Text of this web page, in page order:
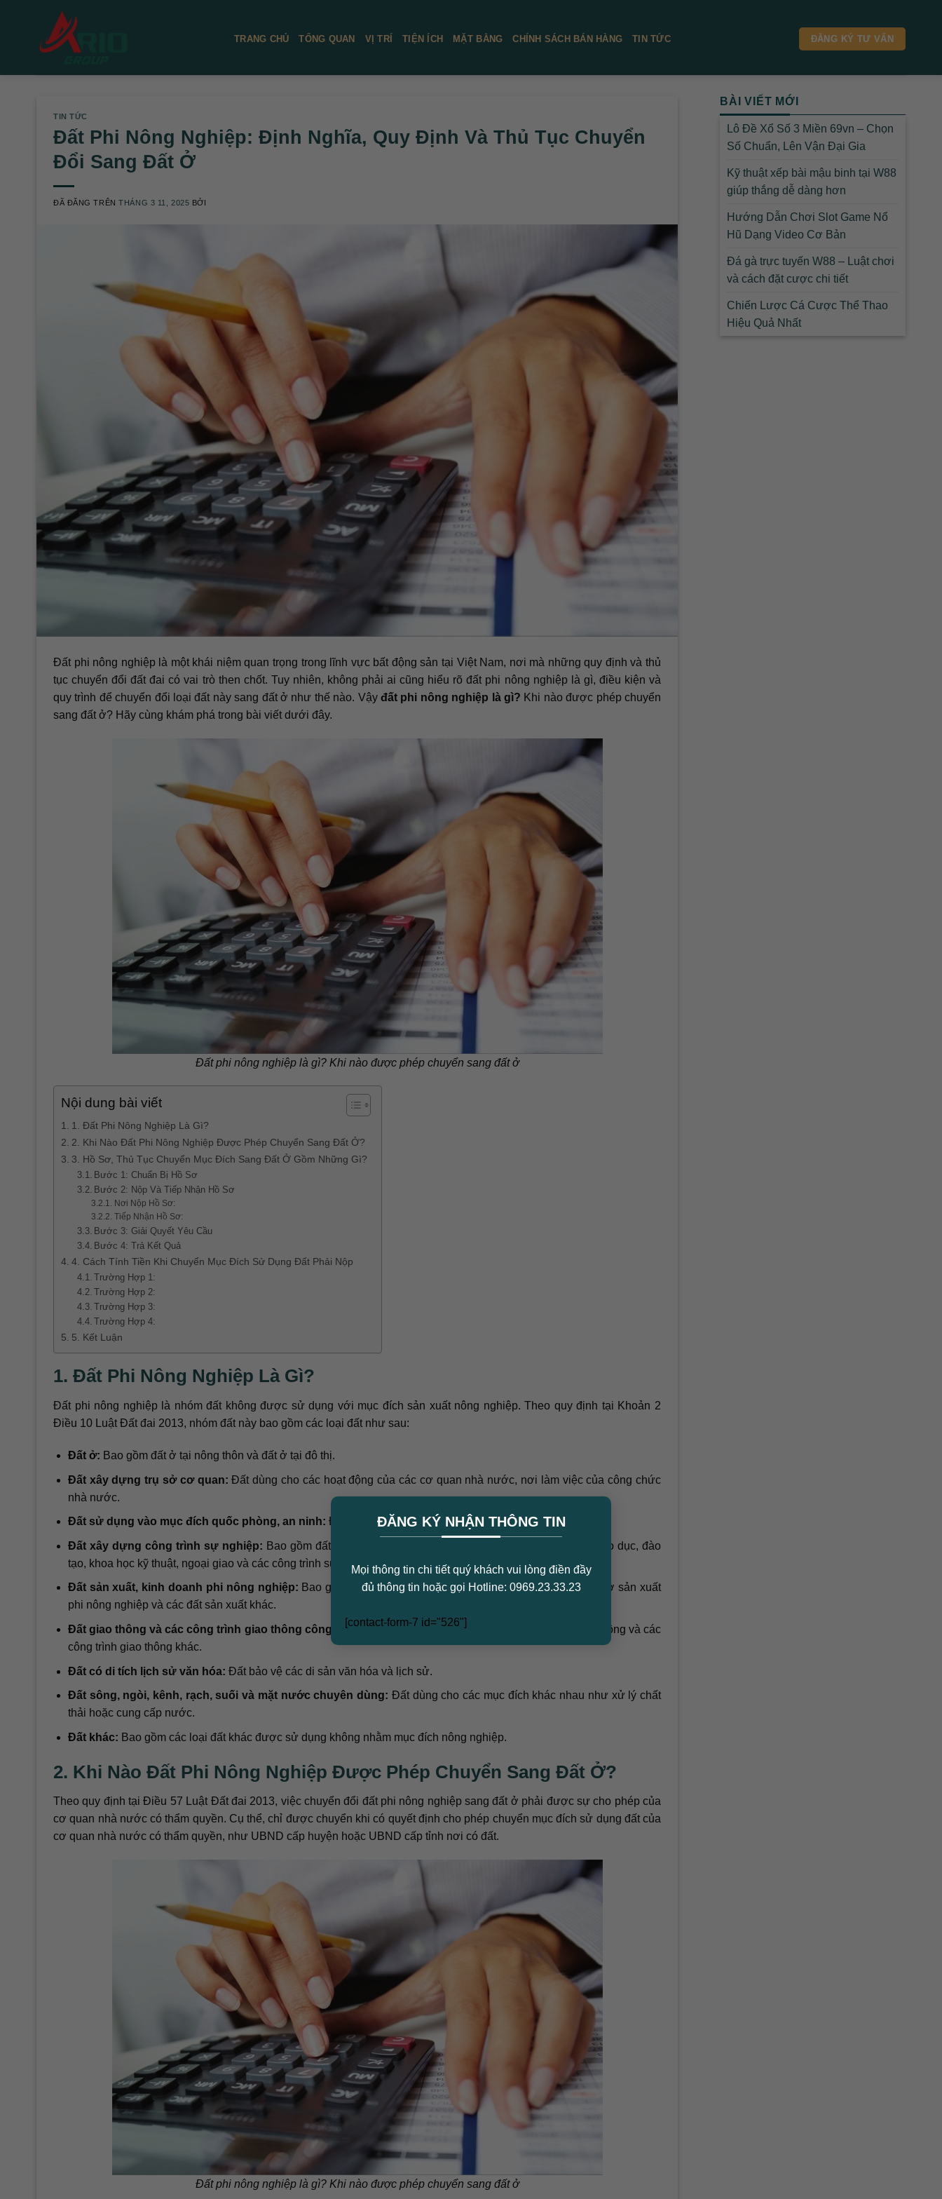
ĐĂNG KÝ NHẬN THÔNG TIN
Mọi thông tin chi tiết quý khách vui lòng điền đầy
đủ thông tin hoặc gọi Hotline: 0969.23.33.23
[contact-form-7 id="526"]
TRANG CHỦ TỔNG QUAN VỊ TRÍ TIỆN ÍCH MẶT BẰNG CHÍNH SÁCH BÁN HÀNG TIN TỨC ĐĂNG KÝ TƯ VẤN
TIN TỨC
Đất Phi Nông Nghiệp: Định Nghĩa, Quy Định Và Thủ Tục Chuyển
Đổi Sang Đất Ở
ĐÃ ĐĂNG TRÊNTHÁNG 3 11, 2025 BỞI
Đất phi nông nghiệp là một khái niệm quan trọng trong lĩnh vực bất động sản tại Việt Nam, nơi mà những quy định và thủ
tục chuyển đổi đất đai có vai trò then chốt. Tuy nhiên, không phải ai cũng hiểu rõ đất phi nông nghiệp là gì, điều kiện và
quy trình để chuyển đổi loại đất này sang đất ở như thế nào. Vậy đất phi nông nghiệp là gì? Khi nào được phép chuyển
sang đất ở? Hãy cùng khám phá trong bài viết dưới đây.
Đất phi nông nghiệp là gì? Khi nào được phép chuyển sang đất ở
Nội dung bài viết
1. Đất Phi Nông Nghiệp Là Gì?
2. Khi Nào Đất Phi Nông Nghiệp Được Phép Chuyển Sang Đất Ở?
3. Hồ Sơ, Thủ Tục Chuyển Mục Đích Sang Đất Ở Gồm Những Gì?
Bước 1: Chuẩn Bị Hồ Sơ
Bước 2: Nộp Và Tiếp Nhận Hồ Sơ
Nơi Nộp Hồ Sơ:
Tiếp Nhận Hồ Sơ:
Bước 3: Giải Quyết Yêu Cầu
Bước 4: Trả Kết Quả
4. Cách Tính Tiền Khi Chuyển Mục Đích Sử Dụng Đất Phải Nộp
Trường Hợp 1:
Trường Hợp 2:
Trường Hợp 3:
Trường Hợp 4:
5. Kết Luận
1. Đất Phi Nông Nghiệp Là Gì?
Đất phi nông nghiệp là nhóm đất không được sử dụng với mục đích sản xuất nông nghiệp. Theo quy định tại Khoản 2
Điều 10 Luật Đất đai 2013, nhóm đất này bao gồm các loại đất như sau:
Đất ở: Bao gồm đất ở tại nông thôn và đất ở tại đô thị.
Đất xây dựng trụ sở cơ quan: Đất dùng cho các hoạt động của các cơ quan nhà nước, nơi làm việc của công chức
nhà nước.
Đất sử dụng vào mục đích quốc phòng, an ninh: Đất bảo vệ an ninh trật tự quốc gia.
Đất xây dựng công trình sự nghiệp: Bao gồm đất dùng cho các công trình như văn hóa, xã hội, y tế, giáo dục, đào
tạo, khoa học kỹ thuật, ngoại giao và các công trình sự nghiệp khác.
Đất sản xuất, kinh doanh phi nông nghiệp: Bao gồm các khu công nghiệp, dịch vụ thương mại, đất cơ sở sản xuất
phi nông nghiệp và các đất sản xuất khác.
Đất giao thông và các công trình giao thông công cộng:Bao gồm đường bộ, đường sắt, đường hàng không và các
công trình giao thông khác.
Đất có di tích lịch sử văn hóa: Đất bảo vệ các di sản văn hóa và lịch sử.
Đất sông, ngòi, kênh, rạch, suối và mặt nước chuyên dùng: Đất dùng cho các mục đích khác nhau như xử lý chất
thải hoặc cung cấp nước.
Đất khác: Bao gồm các loại đất khác được sử dụng không nhằm mục đích nông nghiệp.
2. Khi Nào Đất Phi Nông Nghiệp Được Phép Chuyển Sang Đất Ở?
Theo quy định tại Điều 57 Luật Đất đai 2013, việc chuyển đổi đất phi nông nghiệp sang đất ở phải được sự cho phép của
cơ quan nhà nước có thẩm quyền. Cụ thể, chỉ được chuyển khi có quyết định cho phép chuyển mục đích sử dụng đất của
cơ quan nhà nước có thẩm quyền, như UBND cấp huyện hoặc UBND cấp tỉnh nơi có đất.
Đất phi nông nghiệp là gì? Khi nào được phép chuyển sang đất ở
BÀI VIẾT MỚI
Lô Đề Xổ Số 3 Miền 69vn – Chọn
Số Chuẩn, Lên Vận Đại Gia
Kỹ thuật xếp bài mậu binh tại W88
giúp thắng dễ dàng hơn
Hướng Dẫn Chơi Slot Game Nổ
Hũ Dạng Video Cơ Bản
Đá gà trực tuyến W88 – Luật chơi
và cách đặt cược chi tiết
Chiến Lược Cá Cược Thể Thao
Hiệu Quả Nhất